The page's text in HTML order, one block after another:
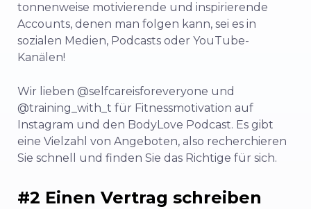
tonnenweise motivierende und inspirierende
Accounts, denen man folgen kann, sei es in
sozialen Medien, Podcasts oder YouTube-
Kanälen!
Wir lieben @selfcareisforeveryone und
@training_with_t für Fitnessmotivation auf
Instagram und den BodyLove Podcast. Es gibt
eine Vielzahl von Angeboten, also recherchieren
Sie schnell und finden Sie das Richtige für sich.
#2 Einen Vertrag schreiben